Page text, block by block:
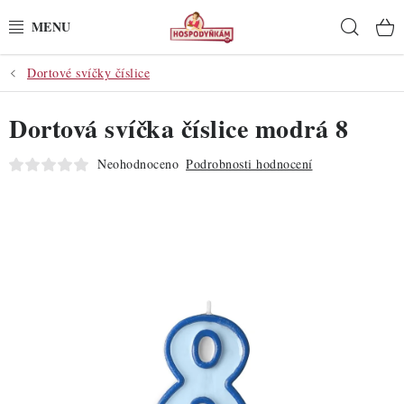
na
POTŘEBY
POMŮCKY
SUROVINY
Dortové svíčky číslice
Dortová svíčka číslice modrá 8
Neohodnoceno Podrobnosti hodnocení